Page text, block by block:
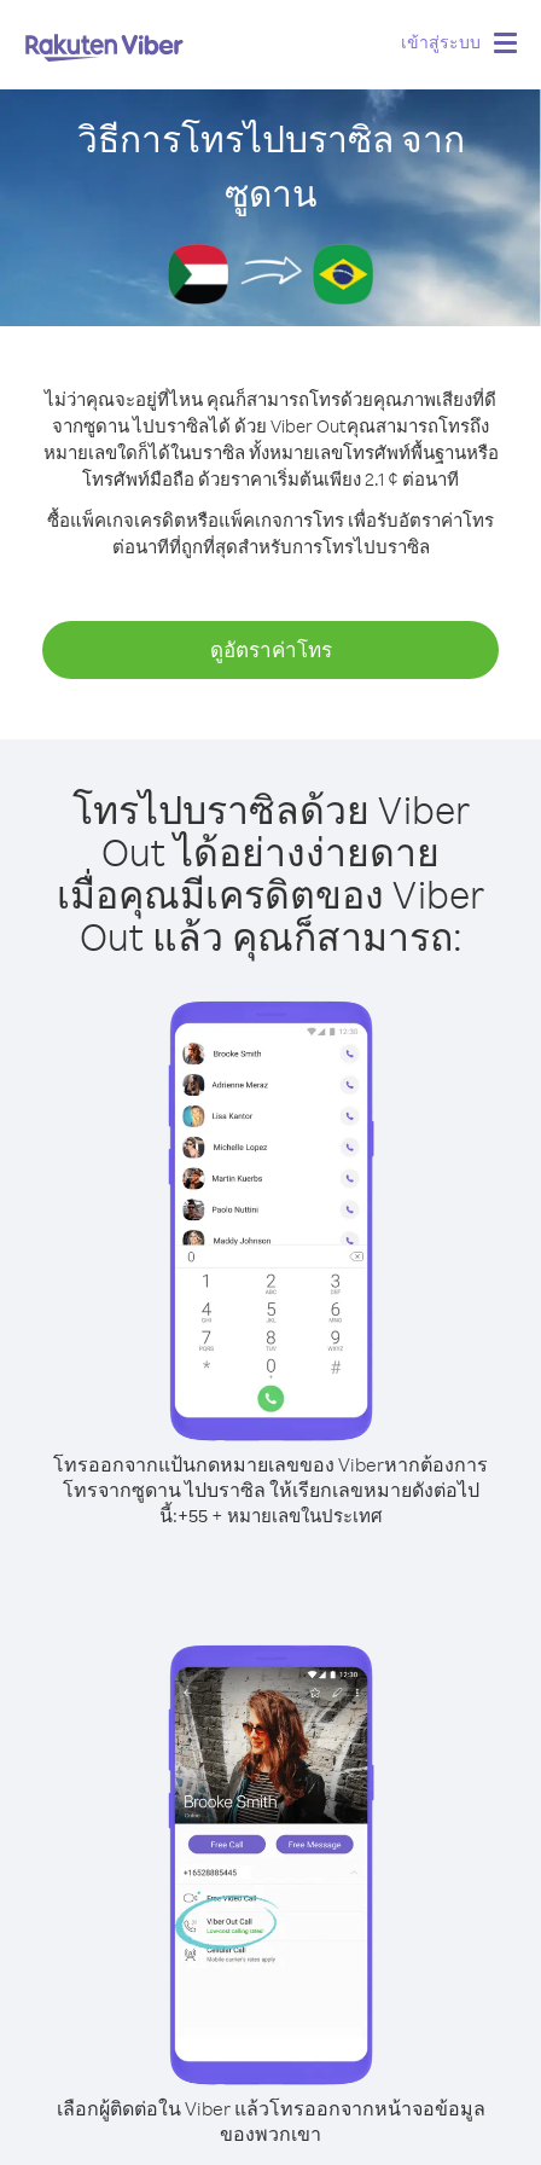
เข้าสู่ระบบ
วิธีการโทรไปบราซิล จาก
ซูดาน
ไม่ว่าคุณจะอยู่ที่ไหน คุณก็สามารถโทรด้วยคุณภาพเสียงที่ดี
จากซูดาน ไปบราซิลได้ ด้วย Viber Outคุณสามารถโทรถึง
หมายเลขใดก็ได้ในบราซิล ทั้งหมายเลขโทรศัพท์พื้นฐานหรือ
โทรศัพท์มือถือ ด้วยราคาเริ่มต้นเพียง 2.1 ¢ ต่อนาที
ซื้อแพ็คเกจเครดิตหรือแพ็คเกจการโทร เพื่อรับอัตราค่าโทร
ต่อนาทีที่ถูกที่สุดสำหรับการโทรไปบราซิล
ดูอัตราค่าโทร
โทรไปบราซิลด้วย Viber
Out ได้อย่างง่ายดาย
เมื่อคุณมีเครดิตของ Viber
Out แล้ว คุณก็สามารถ:
โทรออกจากแป้นกดหมายเลขของ Viberหากต้องการ
โทรจากซูดาน ไปบราซิล ให้เรียกเลขหมายดังต่อไป
นี้:+55+ หมายเลขในประเทศ
เลือกผู้ติดต่อใน Viber แล้วโทรออกจากหน้าจอข้อมูล
ของพวกเขา